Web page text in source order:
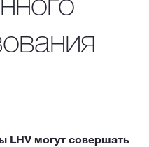
LHV могут совершать